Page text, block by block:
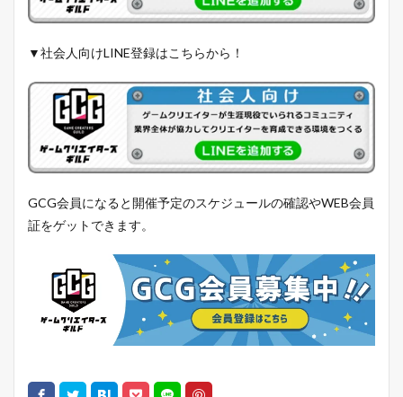
▼社会人向けLINE登録はこちらから！
GCG会員になると開催予定のスケジュールの確認やWEB会員
証をゲットできます。